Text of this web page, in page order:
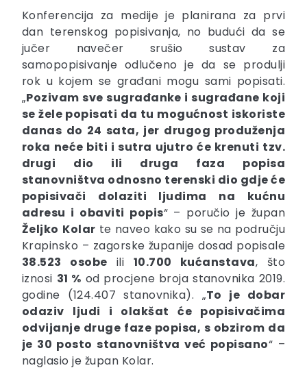
Konferencija za medije je planirana za prvi
dan terenskog popisivanja, no budući da se
jučer navečer srušio sustav za
samopopisivanje odlučeno je da se produlji
rok u kojem se građani mogu sami popisati.
„Pozivam sve sugrađanke i sugrađane koji
se žele popisati da tu mogućnost iskoriste
danas do 24 sata, jer drugog produženja
roka neće biti i sutra ujutro će krenuti tzv.
drugi dio ili druga faza popisa
stanovništva odnosno terenski dio gdje će
popisivači dolaziti ljudima na kućnu
adresu i obaviti popis“ – poručio je župan
Željko Kolar te naveo kako su se na području
Krapinsko – zagorske županije dosad popisale
38.523 osobe ili 10.700 kućanstava, što
iznosi 31 % od procjene broja stanovnika 2019.
godine (124.407 stanovnika). „To je dobar
odaziv ljudi i olakšat će popisivačima
odvijanje druge faze popisa, s obzirom da
je 30 posto stanovništva već popisano“ –
naglasio je župan Kolar.